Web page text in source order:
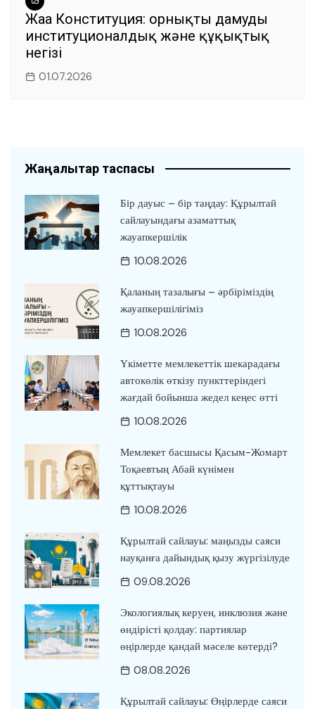
Жаңа Конституция: орнықты дамудың
институционалдық және құқықтық
негізі
01.07.2026
Жаңалықтар таспасы
Бір дауыс – бір таңдау: Құрылтай
сайлауындағы азаматтық
жауапкершілік
10.08.2026
Қаланың тазалығы – әрбіріміздің
жауапкершілігіміз
10.08.2026
Үкіметте мемлекеттік шекарадағы
автокөлік өткізу пункттеріндегі
жағдай бойынша жедел кеңес өтті
10.08.2026
Мемлекет басшысы Қасым-Жомарт
Тоқаевтың Абай күнімен
құттықтауы
10.08.2026
Құрылтай сайлауы: маңызды саяси
науқанға дайындық қызу жүргізілуде
09.08.2026
Экологиялық керуен, инклюзия және
өндірісті қолдау: партиялар
өңірлерде қандай мәселе көтерді?
08.08.2026
Құрылтай сайлауы: Өңірлерде саяси